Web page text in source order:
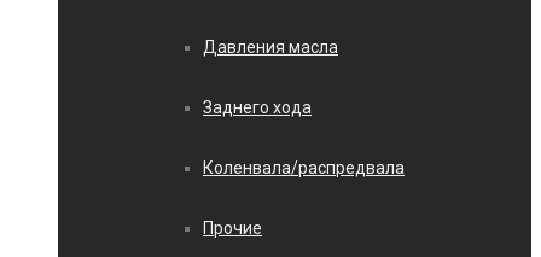
Давления масла
Заднего хода
Коленвала/распредвала
Прочие